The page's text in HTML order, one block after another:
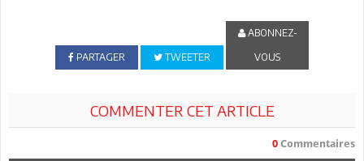
PARTAGER TWEETER
ABONNEZ-
VOUS
COMMENTER CET ARTICLE
0 Commentaires